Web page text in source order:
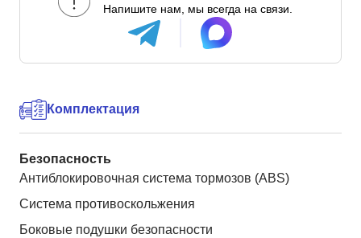
Напишите нам, мы всегда на связи.
Комплектация
Безопасность
Антиблокировочная система тормозов (ABS)
Система противоскольжения
Боковые подушки безопасности